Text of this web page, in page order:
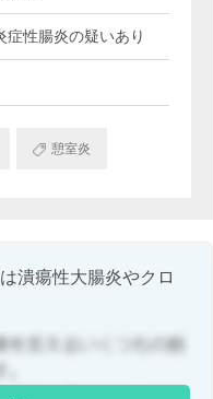
症性腸炎の疑いあり
憩室炎
潰瘍性大腸炎やクロ